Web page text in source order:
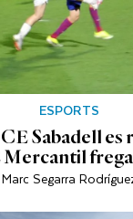
ESPORTS
Sabadell es
frega
Marc Segarra